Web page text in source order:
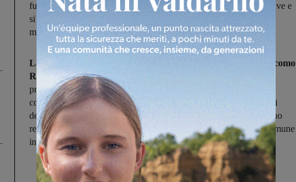
fu progettata dall’architetto medievale Arnolfo di Cambio, ora rivive e
si anima nella versione Lego, i pezzi per costruire più famosi del
mondo.
La riproduzione in mattoncini è opera di Abramo Foggi, Giacomo
Rossi e Gabriel Rossi:ai tre realizzatori, ieri, in occasione della
presentazione, è andato il ringraziamento dell’Amministrazione
comunale, presente con il sindaco Enzo Cacioli e con gli assessori
della giunta. “Un grande ringraziamento va ai costruttori che hanno
realizzato questa bellissima opera con cui porteranno il nostro Comune
in giro per l’Italia”.